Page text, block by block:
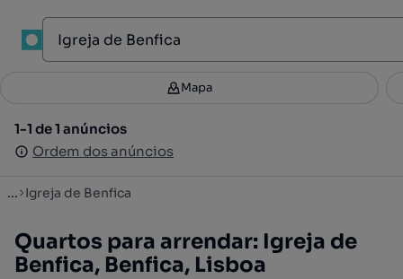
Filtros 3
1-1 de 1 anúncios
Ordem dos anúncios
Mapa
1-1 de 1 anúncios
Ordem dos anúncios
... Igreja de Benfica
Quartos para arrendar: Igreja de
Benfica, Benfica, Lisboa